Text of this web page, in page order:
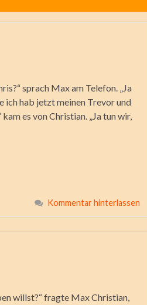
sprach Max am Telefon. „Ja
ich hab jetzt meinen Trevor und
es von Christian. „Ja tun wir,
Kommentar hinterlassen
willst?“ fragte Max Christian,